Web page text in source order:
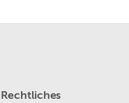
Rechtliches